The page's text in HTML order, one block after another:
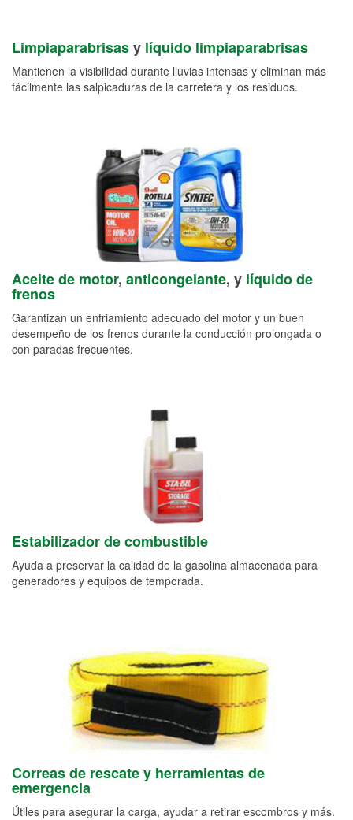
Limpiaparabrisasy líquido limpiaparabrisas
Mantienen la visibilidad durante lluvias intensas y eliminan más
fácilmente las salpicaduras de la carretera y los residuos.
Aceite de motor, anticongelante, y líquido de
frenos
Garantizan un enfriamiento adecuado del motor y un buen
desempeño de los frenos durante la conducción prolongada o
con paradas frecuentes.
Estabilizador de combustible
Ayuda a preservar la calidad de la gasolina almacenada para
generadores y equipos de temporada.
Correas de rescate y herramientas de
emergencia
Útiles para asegurar la carga, ayudar a retirar escombros y más.